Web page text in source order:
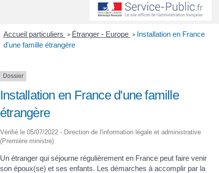
Accueil particuliers > Étranger - Europe > Installation en France
d'une famille étrangère
Dossier
Installation en France d'une famille
étrangère
Vérifié le 05/07/2022 - Direction de l'information légale et administrative
(Première ministre)
Un étranger qui séjourne régulièrement en France peut faire venir
son époux(se) et ses enfants. Les démarches à accomplir par la